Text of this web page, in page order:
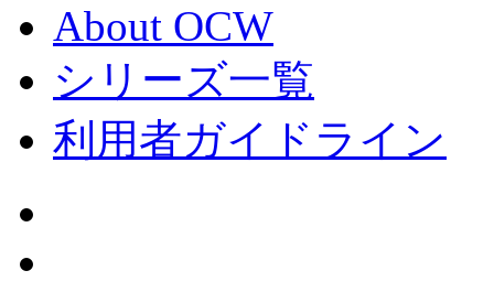
About OCW
シリーズ一覧
利用者ガイドライン